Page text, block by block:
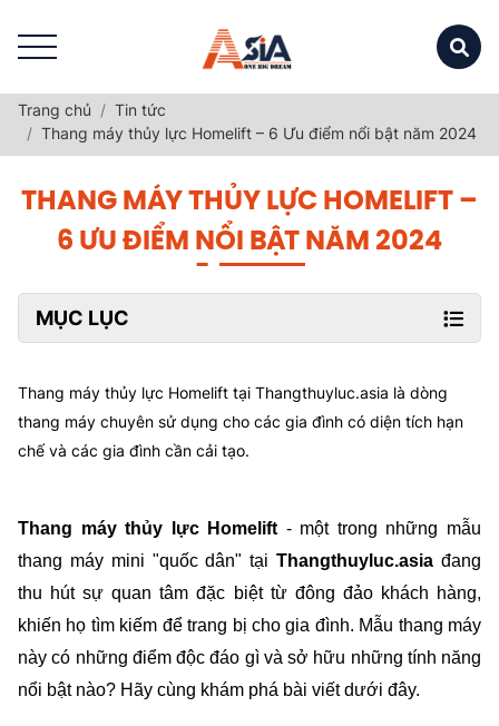
Trang chủ
Tin tức
Thang máy thủy lực Homelift – 6 Ưu điểm nổi bật năm 2024
THANG MÁY THỦY LỰC HOMELIFT –
6 ƯU ĐIỂM NỔI BẬT NĂM 2024
MỤC LỤC
Thang máy thủy lực Homelift tại Thangthuyluc.asia là dòng
thang máy chuyên sử dụng cho các gia đình có diện tích hạn
chế và các gia đình cần cải tạo.
Thang máy thủy lực Homelift - một trong những mẫu
thang máy mini "quốc dân" tại Thangthuyluc.asia đang
thu hút sự quan tâm đặc biệt từ đông đảo khách hàng,
khiến họ tìm kiếm để trang bị cho gia đình. Mẫu thang máy
này có những điểm độc đáo gì và sở hữu những tính năng
nổi bật nào? Hãy cùng khám phá bài viết dưới đây.